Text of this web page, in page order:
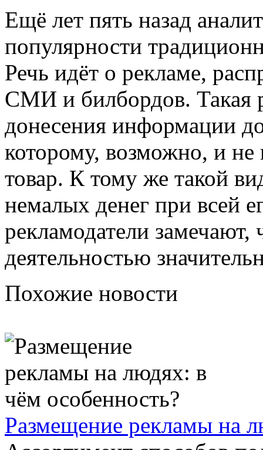
Ещё лет пять назад
популярности
Речь идёт о рекламе,
СМИ и билбордов. Такая
донесения информации
которому, возможно, и не
товар. К тому же такой
немалых денег при всей
рекламодатели замечают,
деятельностью
Похожие новости
Размещение рекламы на